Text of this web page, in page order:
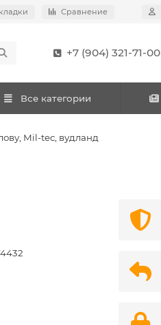
Сравнение
+7 (904) 321-71-00
Все категории
Mil-tec, вудланд